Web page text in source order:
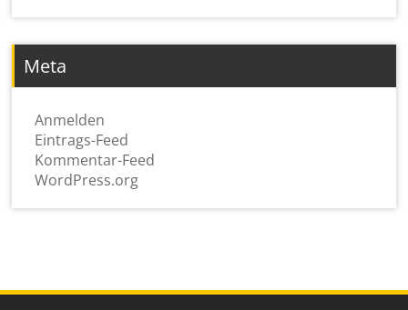
Meta
Anmelden
Eintrags-Feed
Kommentar-Feed
WordPress.org